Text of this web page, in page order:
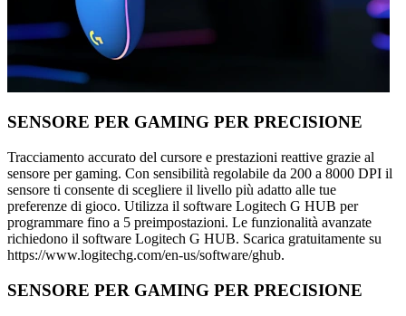
SENSORE PER GAMING PER PRECISIONE
Tracciamento accurato del cursore e prestazioni reattive grazie al
sensore per gaming. Con sensibilità regolabile da 200 a 8000 DPI il
sensore ti consente di scegliere il livello più adatto alle tue
preferenze di gioco. Utilizza il software Logitech G HUB per
programmare fino a 5 preimpostazioni. Le funzionalità avanzate
richiedono il software Logitech G HUB. Scarica gratuitamente su
https://www.logitechg.com/en-us/software/ghub.
SENSORE PER GAMING PER PRECISIONE